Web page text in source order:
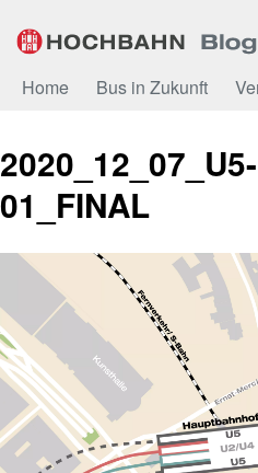
Inhalt
Home Bus in Zukunft
01_FINAL